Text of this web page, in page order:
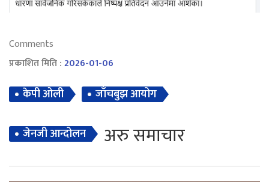
Comments
प्रकाशित मिति :2026-01-06
केपी ओली जाँचबुझ आयोग
जेनजी आन्दोलन अरु समाचार